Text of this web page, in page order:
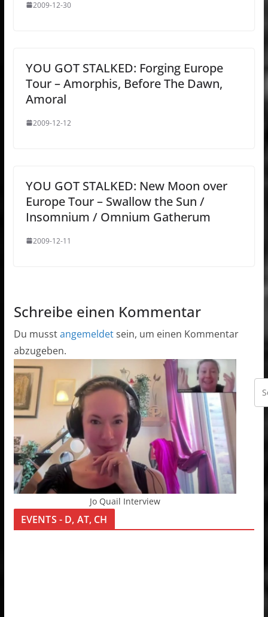
2009-12-30
YOU GOT STALKED: Forging Europe
Tour – Amorphis, Before The Dawn,
Amoral
2009-12-12
YOU GOT STALKED: New Moon over
Europe Tour – Swallow the Sun /
Insomnium / Omnium Gatherum
2009-12-11
Schreibe einen Kommentar
Du musstangemeldetsein, um einen Kommentar
abzugeben.
Jo Quail Interview
EVENTS - D, AT, CH